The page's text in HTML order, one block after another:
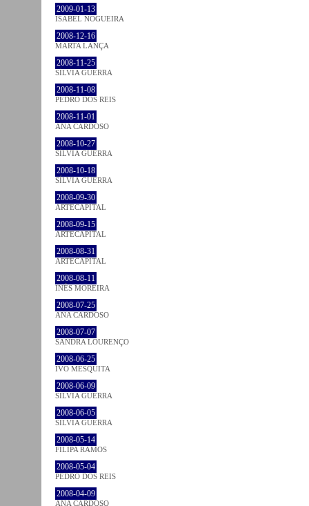
2009-01-13
ISABEL NOGUEIRA
2008-12-16
MARTA LANÇA
2008-11-25
SÍLVIA GUERRA
2008-11-08
PEDRO DOS REIS
2008-11-01
ANA CARDOSO
2008-10-27
SÍLVIA GUERRA
2008-10-18
SÍLVIA GUERRA
2008-09-30
ARTECAPITAL
2008-09-15
ARTECAPITAL
2008-08-31
ARTECAPITAL
2008-08-11
INÊS MOREIRA
2008-07-25
ANA CARDOSO
2008-07-07
SANDRA LOURENÇO
2008-06-25
IVO MESQUITA
2008-06-09
SÍLVIA GUERRA
2008-06-05
SÍLVIA GUERRA
2008-05-14
FILIPA RAMOS
2008-05-04
PEDRO DOS REIS
2008-04-09
ANA CARDOSO